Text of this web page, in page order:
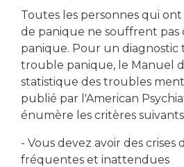
Toutes les personnes qui
de panique ne souffrent
panique. Pour un diagnostic
trouble panique, le Manuel
statistique des troubles
publié par l'American
énumère les critères
- Vous devez avoir des crises
fréquentes et inattendues